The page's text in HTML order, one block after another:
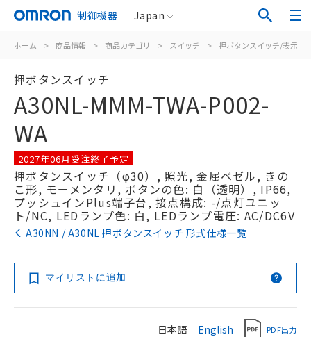
制御機器 Japan
ホーム > 商品情報 > 商品カテゴリ > スイッチ > 押ボタンスイッチ/表示灯
押ボタンスイッチ
A30NL-MMM-TWA-P002-
WA
2027年06月受注終了予定
押ボタンスイッチ（φ30）, 照光, 金属ベゼル, きの
こ形, モーメンタリ, ボタンの色: 白（透明）, IP66,
プッシュインPlus端子台, 接点構成: -/点灯ユニッ
ト/NC, LEDランプ色: 白, LEDランプ電圧: AC/DC6V
A30NN / A30NL 押ボタンスイッチ 形式仕様一覧
マイリストに追加
日本語 English PDF出力